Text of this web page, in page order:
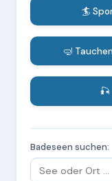
🏄
🤿
🎣
Badeseen suchen: